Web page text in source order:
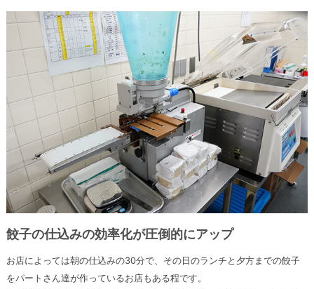
餃子の仕込みの効率化が圧倒的にアップ
お店によっては朝の仕込みの30分で、その日のランチと夕方までの餃子
をパートさん達が作っているお店もある程です。